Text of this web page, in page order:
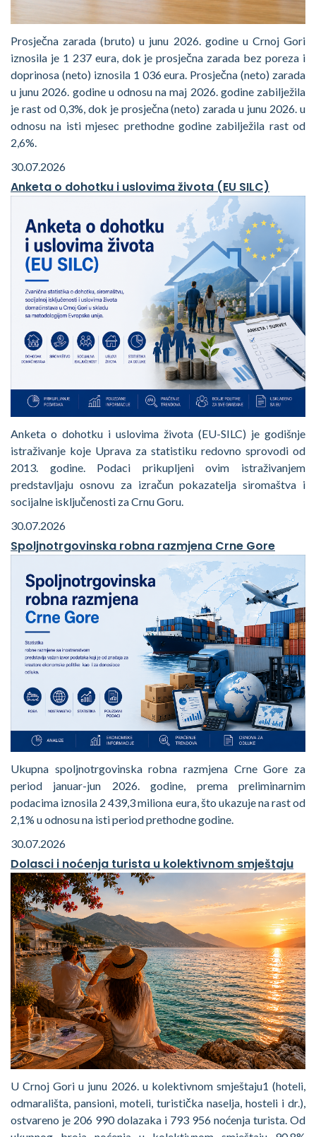
Prosječna zarada (bruto) u junu 2026. godine u Crnoj Gori
iznosila je 1 237 eura, dok je prosječna zarada bez poreza i
doprinosa (neto) iznosila 1 036 eura. Prosječna (neto) zarada
u junu 2026. godine u odnosu na maj 2026. godine zabilježila
je rast od 0,3%, dok je prosječna (neto) zarada u junu 2026. u
odnosu na isti mjesec prethodne godine zabilježila rast od
2,6%.
30.07.2026
Anketa o dohotku i uslovima života (EU SILC)
Anketa o dohotku i uslovima života (EU-SILC) je godišnje
istraživanje koje Uprava za statistiku redovno sprovodi od
2013. godine. Podaci prikupljeni ovim istraživanjem
predstavljaju osnovu za izračun pokazatelja siromaštva i
socijalne isključenosti za Crnu Goru.
30.07.2026
Spoljnotrgovinska robna razmjena Crne Gore
Ukupna spoljnotrgovinska robna razmjena Crne Gore za
period januar-jun 2026. godine, prema preliminarnim
podacima iznosila 2 439,3 miliona eura, što ukazuje na rast od
2,1% u odnosu na isti period prethodne godine.
30.07.2026
Dolasci i noćenja turista u kolektivnom smještaju
U Crnoj Gori u junu 2026. u kolektivnom smještaju1 (hoteli,
odmarališta, pansioni, moteli, turistička naselja, hosteli i dr.),
ostvareno je 206 990 dolazaka i 793 956 noćenja turista. Od